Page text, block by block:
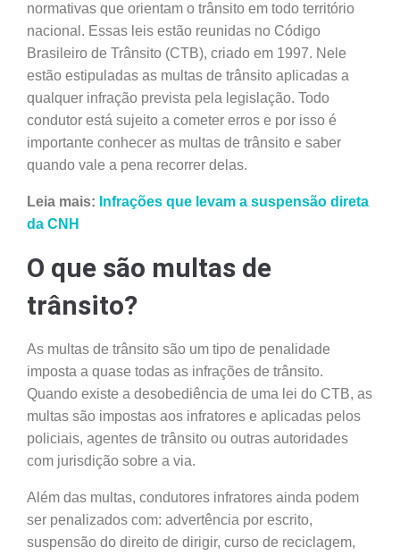
normativas que orientam o trânsito em todo território
nacional. Essas leis estão reunidas no Código
Brasileiro de Trânsito (CTB), criado em 1997. Nele
estão estipuladas as multas de trânsito aplicadas a
qualquer infração prevista pela legislação. Todo
condutor está sujeito a cometer erros e por isso é
importante conhecer as multas de trânsito e saber
quando vale a pena recorrer delas.
Leia mais: Infrações que levam a suspensão direta
da CNH
O que são multas de
trânsito?
As multas de trânsito são um tipo de penalidade
imposta a quase todas as infrações de trânsito.
Quando existe a desobediência de uma lei do CTB, as
multas são impostas aos infratores e aplicadas pelos
policiais, agentes de trânsito ou outras autoridades
com jurisdição sobre a via.
Além das multas, condutores infratores ainda podem
ser penalizados com: advertência por escrito,
suspensão do direito de dirigir, curso de reciclagem,